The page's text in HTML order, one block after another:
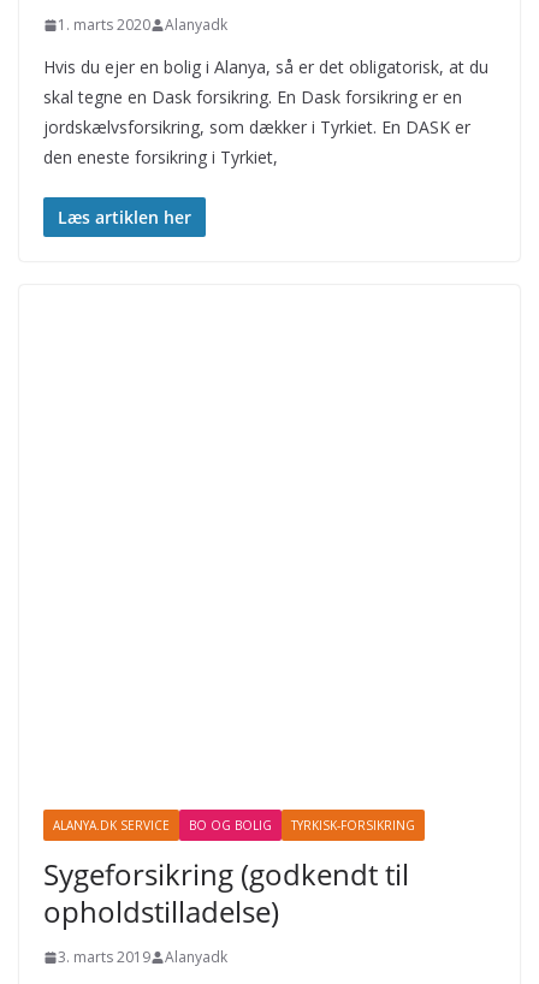
1. marts 2020 Alanyadk
Hvis du ejer en bolig i Alanya, så er det obligatorisk, at du
skal tegne en Dask forsikring. En Dask forsikring er en
jordskælvsforsikring, som dækker i Tyrkiet. En DASK er
den eneste forsikring i Tyrkiet,
Læs artiklen her
ALANYA.DK SERVICE BO OG BOLIG TYRKISK-FORSIKRING
Sygeforsikring (godkendt til
opholdstilladelse)
3. marts 2019 Alanyadk